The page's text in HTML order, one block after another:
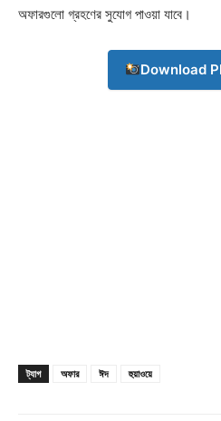
My account
অফারগুলো গ্রহণের সুযোগ পাওয়া যাবে।
Download
ট্যাগ অফার ঈদ হুয়াওয়ে